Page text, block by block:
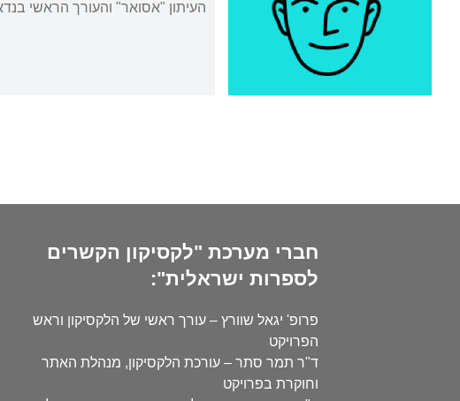
העיתון "אסואר" והעורך הראשי
חברי מערכת "לקסיקון הקשרים
לספרות ישראלית":
פרופ' יגאל שוורץ – עורך ראשי של הלקסיקון וראש
הפרויקט
ד"ר תמר סתר – עורכת הלקסיקון, מנהלת האתר
וחוקרת בפרויקט